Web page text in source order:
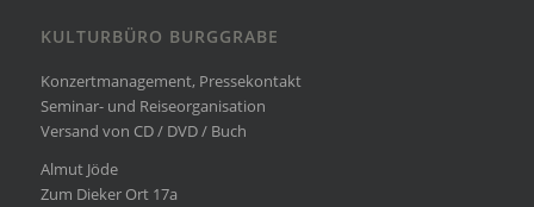
KULTURBÜRO BURGGRABE
Konzertmanagement, Pressekontakt
Seminar- und Reiseorganisation
Versand von CD / DVD / Buch
Almut Jöde
Zum Dieker Ort 17a